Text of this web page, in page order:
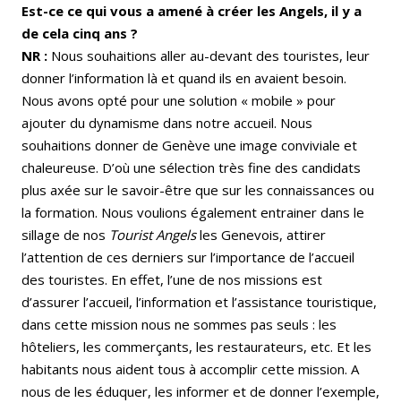
Est-ce ce qui vous a amené à créer les Angels, il y a
de cela cinq ans ?
NR : Nous souhaitions aller au-devant des touristes, leur
donner l’information là et quand ils en avaient besoin.
Nous avons opté pour une solution « mobile » pour
ajouter du dynamisme dans notre accueil. Nous
souhaitions donner de Genève une image conviviale et
chaleureuse. D’où une sélection très fine des candidats
plus axée sur le savoir-être que sur les connaissances ou
la formation. Nous voulions également entrainer dans le
sillage de nos Tourist Angelsles Genevois, attirer
l’attention de ces derniers sur l’importance de l’accueil
des touristes. En effet, l’une de nos missions est
d’assurer l’accueil, l’information et l’assistance touristique,
dans cette mission nous ne sommes pas seuls : les
hôteliers, les commerçants, les restaurateurs, etc. Et les
habitants nous aident tous à accomplir cette mission. A
nous de les éduquer, les informer et de donner l’exemple,